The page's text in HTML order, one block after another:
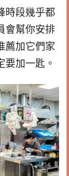
時段幾乎都
會幫你安排
薦加它們家
要加一匙。